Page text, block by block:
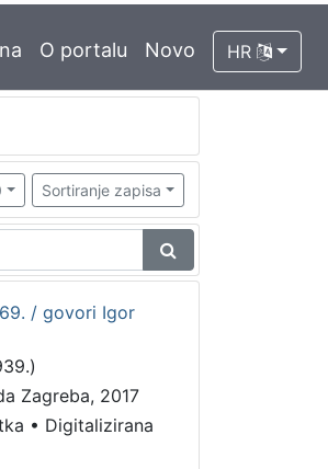
O portalu Novo HR
Sortiranje zapisa
/ govori Igor
Zagreba, 2017
• Digitalizirana